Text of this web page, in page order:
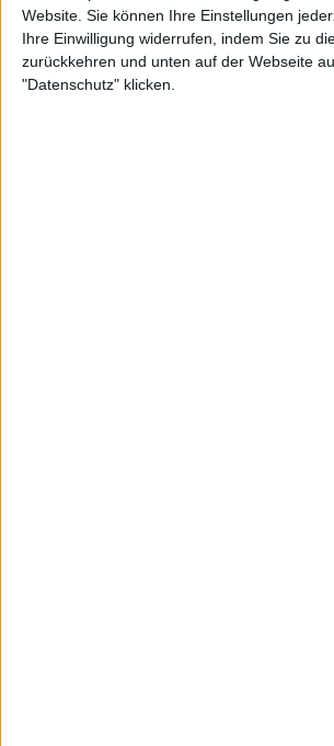
Website. Sie können Ihre Einstellungen
Ihre Einwilligung widerrufen, indem Sie zu
zurückkehren und unten auf der Webseite
"Datenschutz" klicken.
Top 3 und mehr als 900 Wochen in
Nadal gewann außerdem
Einzel und im Doppel und wurde
erbitterten Konkurrenten von